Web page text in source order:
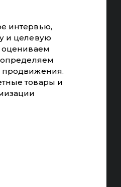
интервью,
и целевую
оцениваем
определяем
продвижения.
товары и